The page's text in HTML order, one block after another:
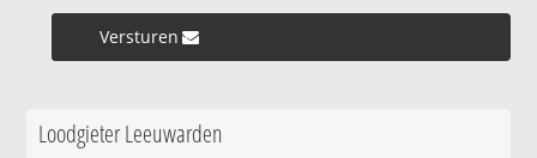
Versturen »
Loodgieter Leeuwarden